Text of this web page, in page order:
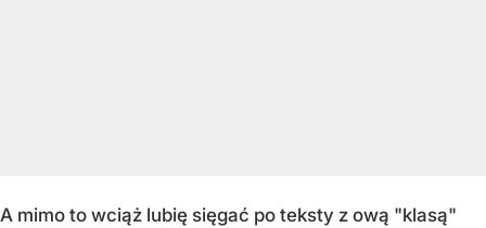
A mimo to wciąż lubię sięgać po teksty z ową "klasą"